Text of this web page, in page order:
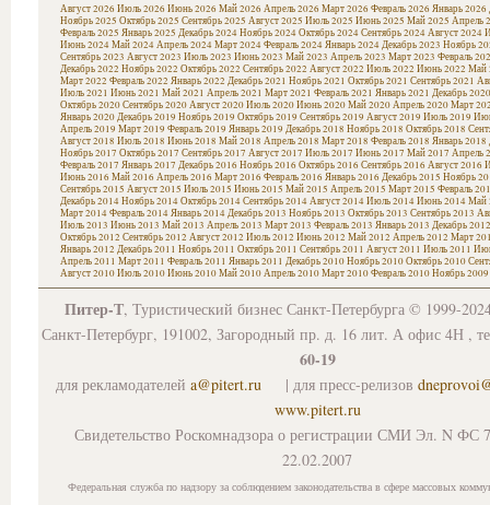
Август 2026 Июль 2026 Июнь 2026 Май 2026 Апрель 2026 Март 2026 Февраль 2026 Январь 2026
Ноябрь 2025 Октябрь 2025 Сентябрь 2025 Август 2025 Июль 2025 Июнь 2025 Май 2025 Апрель
Февраль 2025 Январь 2025 Декабрь 2024Ноябрь 2024Октябрь 2024Сентябрь 2024Август 2024
Июнь 2024Май 2024Апрель 2024Март 2024Февраль 2024Январь 2024Декабрь 2023 Ноябрь
Сентябрь 2023 Август 2023 Июль 2023 Июнь 2023 Май 2023 Апрель 2023 Март 2023 Февраль
Декабрь 2022 Ноябрь 2022 Октябрь 2022 Сентябрь 2022 Август 2022 Июль 2022 Июнь 2022 Май
Март 2022 Февраль 2022 Январь 2022 Декабрь 2021 Ноябрь 2021 Октябрь 2021 Сентябрь 2021
Июль 2021 Июнь 2021 Май 2021 Апрель 2021 Март 2021 Февраль 2021 Январь 2021 Декабрь 2020
Октябрь 2020Сентябрь 2020Август 2020Июль 2020Июнь 2020Май 2020Апрель 2020Март
Январь 2020Декабрь 2019 Ноябрь 2019 Октябрь 2019 Сентябрь 2019 Август 2019 Июль 2019
Апрель 2019 Март 2019 Февраль 2019 Январь 2019 Декабрь 2018 Ноябрь 2018 Октябрь 2018
Август 2018 Июль 2018 Июнь 2018 Май 2018 Апрель 2018 Март 2018 Февраль 2018 Январь 2018
Ноябрь 2017 Октябрь 2017 Сентябрь 2017 Август 2017 Июль 2017 Июнь 2017 Май 2017 Апрель
Февраль 2017 Январь 2017 Декабрь 2016 Ноябрь 2016 Октябрь 2016 Сентябрь 2016 Август 2016
Июнь 2016 Май 2016 Апрель 2016 Март 2016 Февраль 2016 Январь 2016 Декабрь 2015 Ноябрь
Сентябрь 2015 Август 2015 Июль 2015 Июнь 2015 Май 2015 Апрель 2015 Март 2015 Февраль
Декабрь 2014Ноябрь 2014Октябрь 2014Сентябрь 2014Август 2014Июль 2014Июнь 2014Май
Март 2014Февраль 2014Январь 2014Декабрь 2013 Ноябрь 2013 Октябрь 2013 Сентябрь 2013
Июль 2013 Июнь 2013 Май 2013 Апрель 2013 Март 2013 Февраль 2013 Январь 2013 Декабрь 2012
Октябрь 2012 Сентябрь 2012 Август 2012 Июль 2012 Июнь 2012 Май 2012 Апрель 2012 Март
Январь 2012 Декабрь 2011 Ноябрь 2011 Октябрь 2011 Сентябрь 2011 Август 2011 Июль 2011
Апрель 2011 Март 2011 Февраль 2011 Январь 2011 Декабрь 2010Ноябрь 2010Октябрь 2010
Август 2010Июль 2010Июнь 2010Май 2010Апрель 2010Март 2010Февраль 2010Ноябрь 2009
Питер-Т, Туристический бизнес Санкт-Петербурга © 1999-
Санкт-Петербург, 191002, Загородный пр. д. 16 лит. А офис 4Н ,
60-19
для рекламодателей a@pitert.ru | для пресс-релизов
www.pitert.ru
Свидетельство Роскомнадзора о регистрации СМИ Эл. N ФС
22.02.2007
Федеральная служба по надзору за соблюдением законодательства в сфере массовых